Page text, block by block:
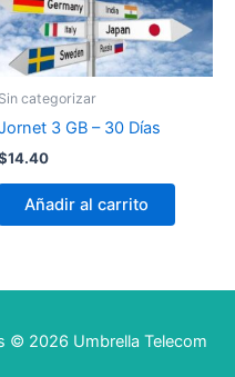
Sin categorizar
3 GB – 30 Días
14.40
Añadir al carrito
© 2026 Umbrella Telecom